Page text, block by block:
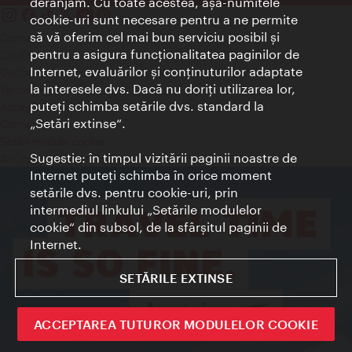
Contact
Credits
Declaraţie privind protecţia datelor
Terms of Use
Accesibilitate
Contact presa
© Copyright Wien Tourismus
cookie-uri sunt necesare pentru a ne permite
să vă oferim cel mai bun serviciu posibil şi
pentru a asigura funcţionalitatea paginilor de
Internet, evaluărilor şi conţinuturilor adaptate
la interesele dvs. Dacă nu doriţi utilizarea lor,
puteţi schimba setările dvs. standard la
„Setări extinse“.
Sugestie: în timpul vizitării paginii noastre de
Internet puteţi schimba în orice moment
setările dvs. pentru cookie-uri, prin
intermediul linkului „Setările modulelor
cookie“ din subsol, de la sfârşitul paginii de
Internet.
SETĂRILE EXTINSE
ACCEPTAREA TUTUROR MODULELOR COOKIE